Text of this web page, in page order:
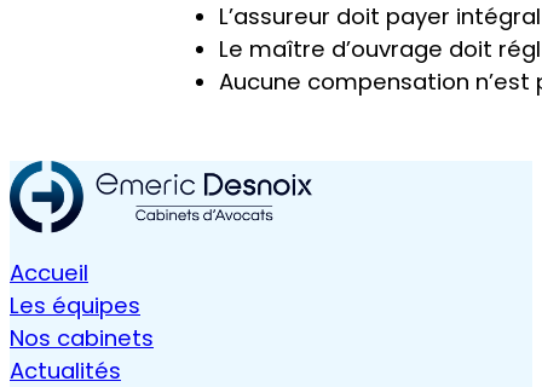
L’assureur doit payer
Le maître d’ouvrage doit
Aucune compensation n’est
Accueil
Les équipes
Nos cabinets
Actualités